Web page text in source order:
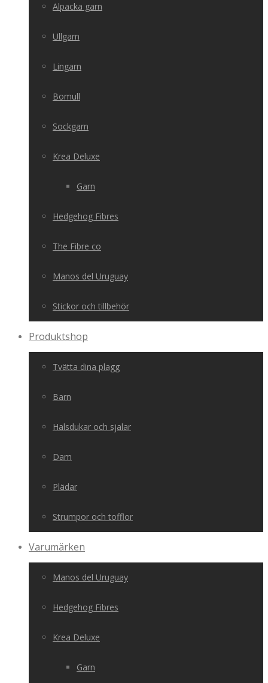
Alpacka garn
Ullgarn
Lingarn
Bomull
Sockgarn
Krea Deluxe
Garn
Hedgehog Fibres
The Fibre co
Manos del Uruguay
Stickor och tillbehör
Produktshop
Tvätta dina plagg
Barn
Halsdukar och sjalar
Dam
Plädar
Strumpor och tofflor
Varumärken
Manos del Uruguay
Hedgehog Fibres
Krea Deluxe
Garn